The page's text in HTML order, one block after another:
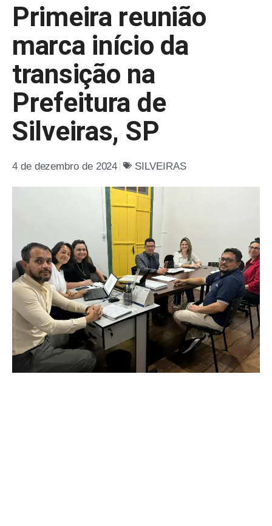
Primeira reunião
marca início da
transição na
Prefeitura de
Silveiras, SP
4 de dezembro de 2024 SILVEIRAS